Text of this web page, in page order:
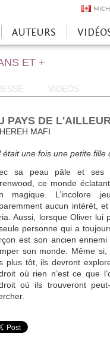
AUTEURS
ET +
VIDEOS
PAYS DE
MAFI
était une fois une petite
sa peau pâle et ses
ce monde
magique. L’incolore
aucun intérêt,
Aussi, lorsque Oliver lui
personne qui a
est son ancien
son monde. Même
plus tôt, ils devront
où rien n’est ce que
où ils trouveront